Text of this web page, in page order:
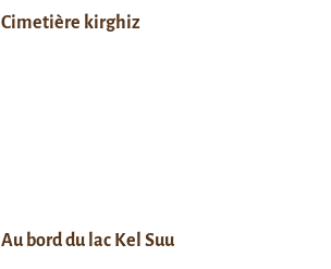
Cimetière kirghiz
Au bord du lac Kel Suu